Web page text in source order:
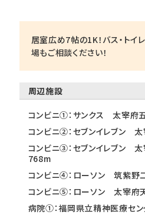
居室広め7帖の1K！バス・トイ
場もご相談ください！
周辺施設
コンビニ①：サンクス 太宰
コンビニ②：セブンイレブン
コンビニ③：セブンイレブン
768m
コンビニ④：ローソン 筑紫
コンビニ⑤：ローソン 太宰
病院①：福岡県立精神医療セ